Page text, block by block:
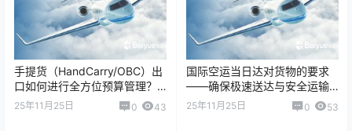
手提货（HandCarry/OBC）出
口如何进行全方位预算管理？
——佰越航服为企业提供可
25年11月25日 0 43
国际空运当日达对货物的要求
——确保极速送达与安全运输
（佰越航服专业指南） 国际空
25年11月25日 0 53